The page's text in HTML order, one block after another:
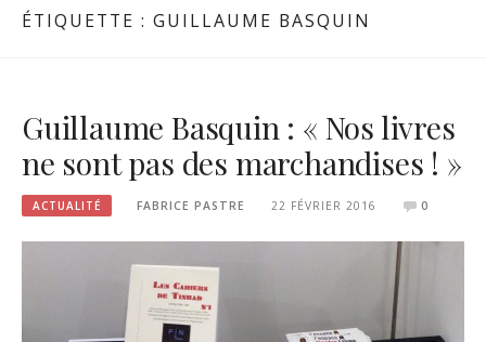
ÉTIQUETTE : GUILLAUME BASQUIN
Guillaume Basquin : « Nos livres
ne sont pas des marchandises ! »
ACTUALITÉ FABRICE PASTRE 22 FÉVRIER 2016 0